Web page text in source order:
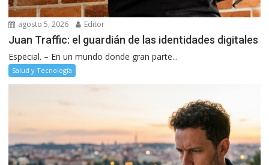
agosto 5, 2026 Editor
Juan Traffic: el guardián de las identidades digitales
Especial. – En un mundo donde gran parte...
Salud y Tecnología